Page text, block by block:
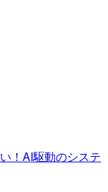
！AI駆動のシステ